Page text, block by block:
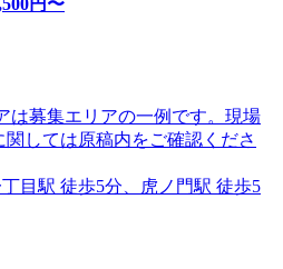
募集エリアの一例です。現場
しては原稿内をご確認くださ
目駅 徒歩5分、虎ノ門駅 徒歩5